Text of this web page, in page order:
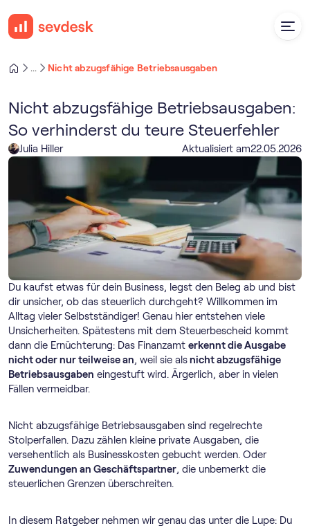
Nicht abzugsfähige Betriebsausgaben
Nicht abzugsfähige Betriebsausgaben:
So verhinderst du teure Steuerfehler
Julia Hiller Aktualisiert am22.05.2026
Du kaufst etwas für dein Business, legst den Beleg ab und bist
dir unsicher, ob das steuerlich durchgeht? Willkommen im
Alltag vieler Selbstständiger! Genau hier entstehen viele
Unsicherheiten. Spätestens mit dem Steuerbescheid kommt
dann die Ernüchterung: Das Finanzamt erkennt die Ausgabe
nicht oder nur teilweise an, weil sie alsnicht abzugsfähige
Betriebsausgaben eingestuft wird. Ärgerlich, aber in vielen
Fällen vermeidbar.
Nicht abzugsfähige Betriebsausgaben sind regelrechte
Stolperfallen. Dazu zählen kleine private Ausgaben, die
versehentlich als Businesskosten gebucht werden. Oder
Zuwendungen an Geschäftspartner, die unbemerkt die
steuerlichen Grenzen überschreiten.
In diesem Ratgeber nehmen wir genau das unter die Lupe: Du